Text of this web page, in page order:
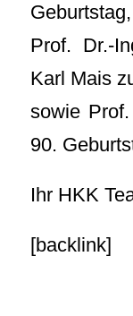
Geburtstag,
Prof. Dr.-
Karl Mais
sowie
90.
Ihr HKK
[backlink]